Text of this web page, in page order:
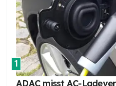
1
ADAC misst AC-